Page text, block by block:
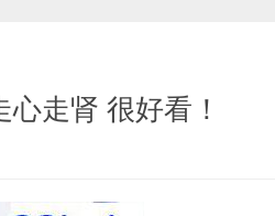
走肾 很好看！